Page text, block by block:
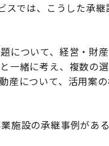
では、こうした承
について、経営・財
一緒に考え、複数の
産について、活用案
施設の承継事例がある